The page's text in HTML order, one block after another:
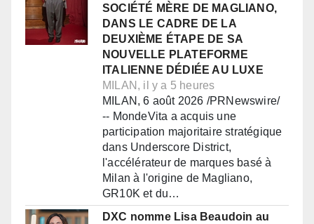
SOCIÉTÉ MÈRE DE MAGLIANO,
DANS LE CADRE DE LA
DEUXIÈME ÉTAPE DE SA
NOUVELLE PLATEFORME
ITALIENNE DÉDIÉE AU LUXE
MILAN, il y a 5 heures
MILAN, 6 août 2026 /PRNewswire/
-- MondeVita a acquis une
participation majoritaire stratégique
dans Underscore District,
l'accélérateur de marques basé à
Milan à l'origine de Magliano,
GR10K et du…
DXC nomme Lisa Beaudoin au